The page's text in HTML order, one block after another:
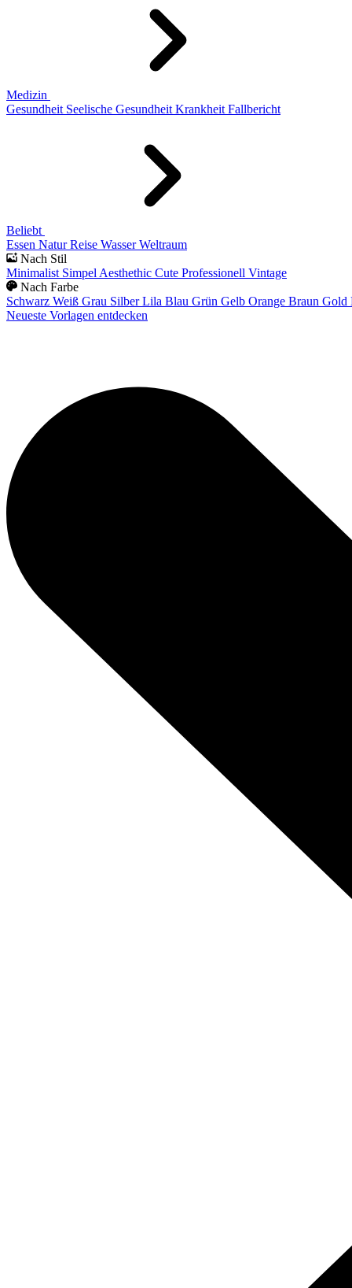
Medizin
Gesundheit Seelische Gesundheit Krankheit Fallbericht
Beliebt
Essen Natur Reise Wasser Weltraum
Nach Stil
Minimalist Simpel Aesthethic Cute Professionell Vintage
Nach Farbe
Schwarz Weiß Grau Silber Lila Blau Grün Gelb Orange Braun Gold
Neueste Vorlagen entdecken